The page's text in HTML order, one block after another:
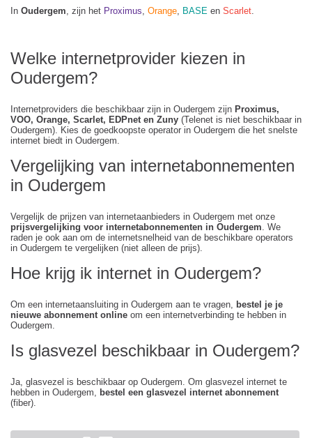
In Oudergem , zijn het Proximus Orange BASE en Scarlet
Welke internetprovider kiezen in
Oudergem?
Internetproviders die beschikbaar zijn in Oudergem zijn Proximus,
VOO, Orange, Scarlet, EDPnet en Zuny (Telenet is niet beschikbaar in
Oudergem). Kies de goedkoopste operator in Oudergem die het snelste
internet biedt in Oudergem.
Vergelijking van internetabonnementen
in Oudergem
Vergelijk de prijzen van internetaanbieders in Oudergem met onze
prijsvergelijking voor internetabonnementen in Oudergem . We
raden je ook aan om de internetsnelheid van de beschikbare operators
in Oudergem te vergelijken (niet alleen de prijs).
Hoe krijg ik internet in Oudergem?
Om een internetaansluiting in Oudergem aan te vragen,
bestel je je
nieuwe abonnement online om een internetverbinding te hebben in
Oudergem.
Is glasvezel beschikbaar in Oudergem?
Ja, glasvezel is beschikbaar op Oudergem. Om glasvezel internet te
hebben in Oudergem,
bestel een glasvezel internet abonnement
(fiber).